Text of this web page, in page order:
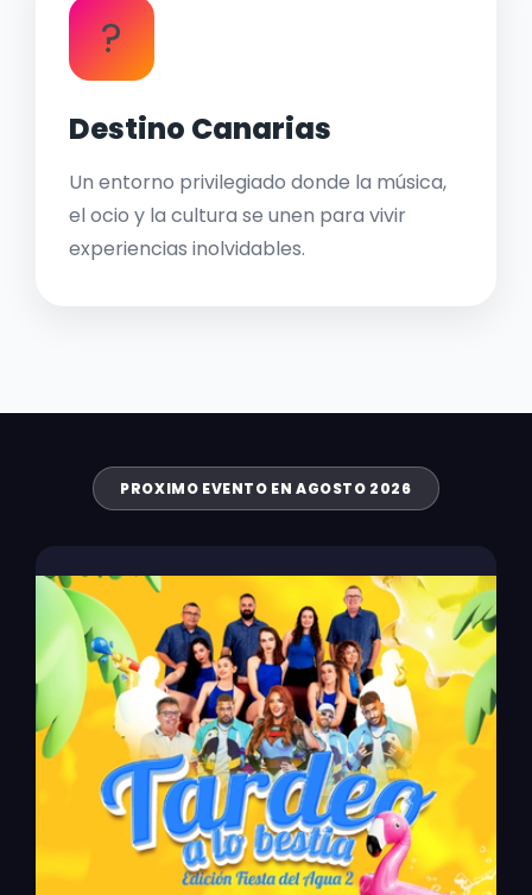
?
Destino Canarias
Un entorno privilegiado donde la música,
el ocio y la cultura se unen para vivir
experiencias inolvidables.
PROXIMO EVENTO EN AGOSTO 2026